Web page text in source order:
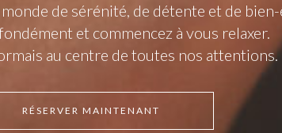
de sérénité, de détente et de
et commencez à vous relaxer.
au centre de toutes nos attentions.
RÉSERVER MAINTENANT